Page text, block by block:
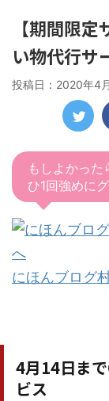
【期間限
い物代行サ
投稿日：2020年4
もしよかっ
ひ1回強めに
にほんブログ
4月14日ま
ビス